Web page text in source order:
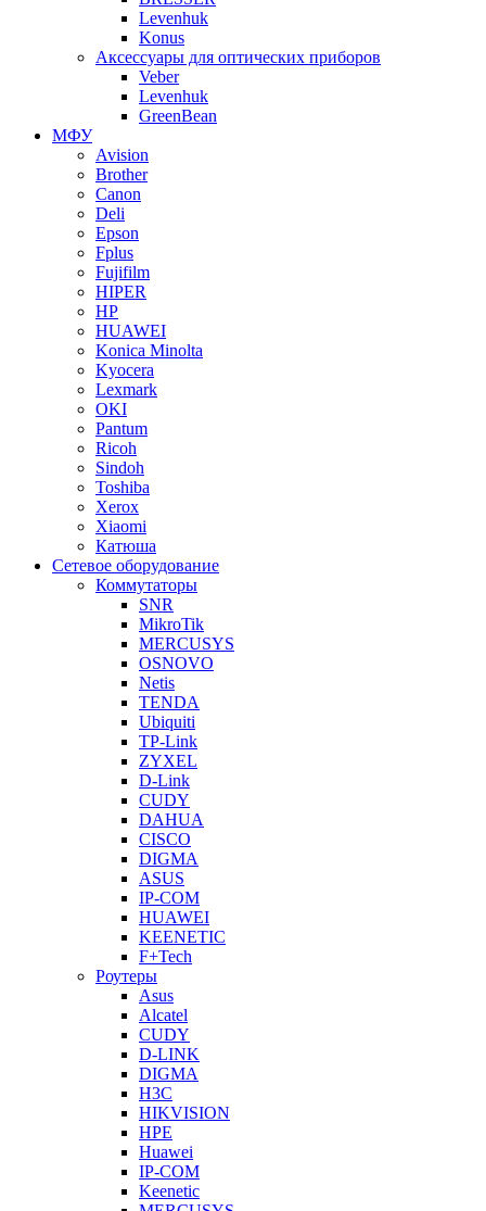
Levenhuk
Konus
Аксессуары для оптических приборов
Veber
Levenhuk
GreenBean
МФУ
Avision
Brother
Canon
Deli
Epson
Fplus
Fujifilm
HIPER
HP
HUAWEI
Konica Minolta
Kyocera
Lexmark
OKI
Pantum
Ricoh
Sindoh
Toshiba
Xerox
Xiaomi
Катюша
Сетевое оборудование
Коммутаторы
SNR
MikroTik
MERCUSYS
OSNOVO
Netis
TENDA
Ubiquiti
TP-Link
ZYXEL
D-Link
CUDY
DAHUA
CISCO
DIGMA
ASUS
IP-COM
HUAWEI
KEENETIC
F+Tech
Роутеры
Asus
Alcatel
CUDY
D-LINK
DIGMA
H3C
HIKVISION
HPE
Huawei
IP-COM
Keenetic